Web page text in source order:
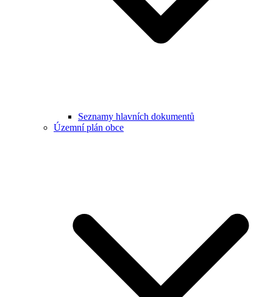
Seznamy hlavních dokumentů
Územní plán obce